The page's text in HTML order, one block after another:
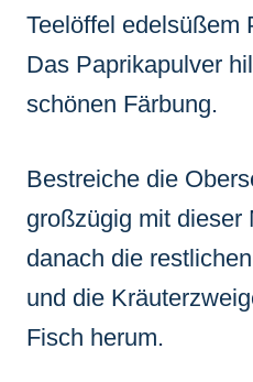
Teelöffel edelsüßem
Das Paprikapulver
schönen Färbung.
Bestreiche die
großzügig mit dieser
danach die
und die
Fisch herum.